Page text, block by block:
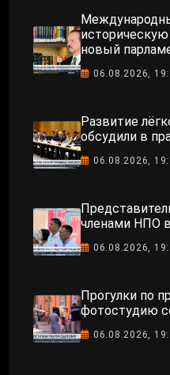
новый
06.08.2026,
Развитие
обсудили в
06.08.2026,
членами НПО
06.08.2026,
Прогулки по
фотостудию
06.08.2026,